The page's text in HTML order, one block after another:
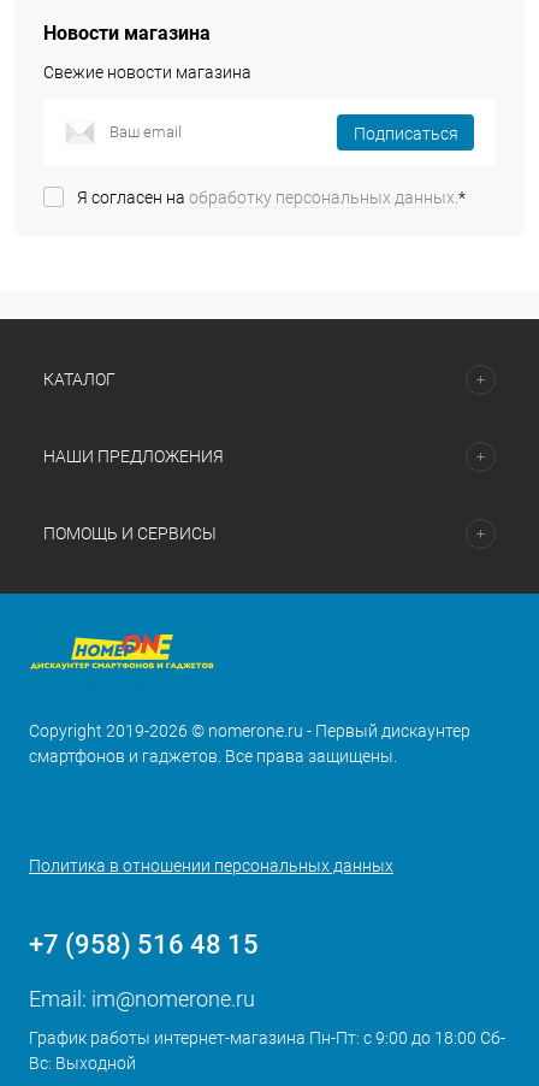
Новости магазина
Свежие новости магазина
Подписаться
Я согласен на обработку персональных данных.*
КАТАЛОГ
НАШИ ПРЕДЛОЖЕНИЯ
ПОМОЩЬ И СЕРВИСЫ
Copyright 2019-2026 © nomerone.ru - Первый дискаунтер
смартфонов и гаджетов. Все права защищены.
Политика в отношении персональных данных
+7 (958) 516 48 15
Email: im@nomerone.ru
График работы интернет-магазина Пн-Пт: с 9:00 до 18:00 Сб-
Вс: Выходной